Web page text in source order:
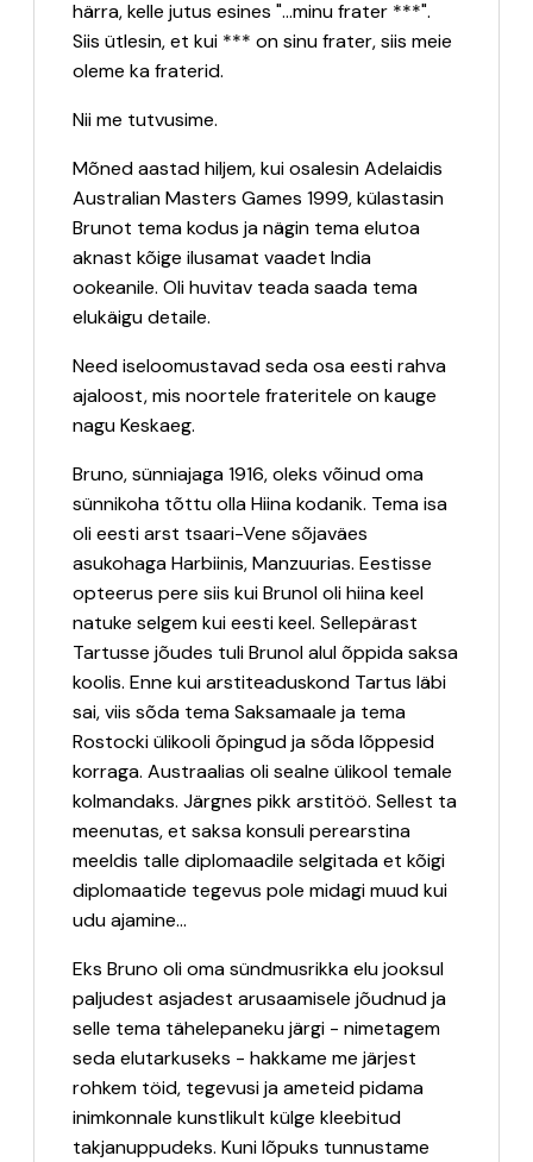
härra, kelle jutus esines "...minu frater ***".
Siis ütlesin, et kui *** on sinu frater, siis meie
oleme ka fraterid.
Nii me tutvusime.
Mõned aastad hiljem, kui osalesin Adelaidis
Australian Masters Games 1999, külastasin
Brunot tema kodus ja nägin tema elutoa
aknast kõige ilusamat vaadet India
ookeanile. Oli huvitav teada saada tema
elukäigu detaile.
Need iseloomustavad seda osa eesti rahva
ajaloost, mis noortele frateritele on kauge
nagu Keskaeg.
Bruno, sünniajaga 1916, oleks võinud oma
sünnikoha tõttu olla Hiina kodanik. Tema isa
oli eesti arst tsaari-Vene sõjaväes
asukohaga Harbiinis, Manzuurias. Eestisse
opteerus pere siis kui Brunol oli hiina keel
natuke selgem kui eesti keel. Sellepärast
Tartusse jõudes tuli Brunol alul õppida saksa
koolis. Enne kui arstiteaduskond Tartus läbi
sai, viis sõda tema Saksamaale ja tema
Rostocki ülikooli õpingud ja sõda lõppesid
korraga. Austraalias oli sealne ülikool temale
kolmandaks. Järgnes pikk arstitöö. Sellest ta
meenutas, et saksa konsuli perearstina
meeldis talle diplomaadile selgitada et kõigi
diplomaatide tegevus pole midagi muud kui
udu ajamine...
Eks Bruno oli oma sündmusrikka elu jooksul
paljudest asjadest arusaamisele jõudnud ja
selle tema tähelepaneku järgi - nimetagem
seda elutarkuseks - hakkame me järjest
rohkem töid, tegevusi ja ameteid pidama
inimkonnale kunstlikult külge kleebitud
takjanuppudeks. Kuni lõpuks tunnustame